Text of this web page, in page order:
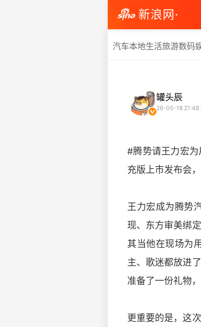
新浪网·
汽车本地生活旅游数码
罐头辰
26-05-18 21:48
#腾势请王力宏
充版上市发布会
王力宏成为腾势
现、东方审美绑
其当他在现场为
主、歌迷都放进
准备了一份礼物
更重要的是，这